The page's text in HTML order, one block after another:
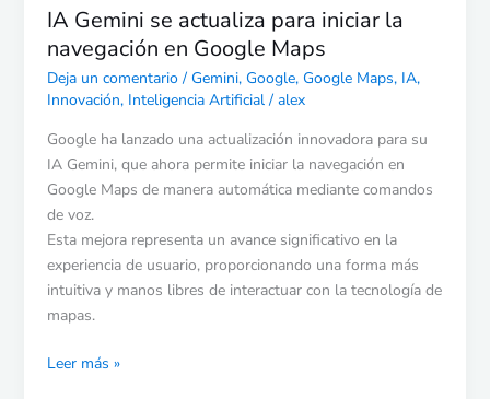
IA Gemini se actualiza para iniciar la
navegación en Google Maps
Deja un comentario / Gemini, Google, Google Maps, IA,
Innovación, Inteligencia Artificial/ alex
Google ha lanzado una actualización innovadora para su
IA Gemini, que ahora permite iniciar la navegación en
Google Maps de manera automática mediante comandos
de voz.
Esta mejora representa un avance significativo en la
experiencia de usuario, proporcionando una forma más
intuitiva y manos libres de interactuar con la tecnología de
mapas.
Leer más »